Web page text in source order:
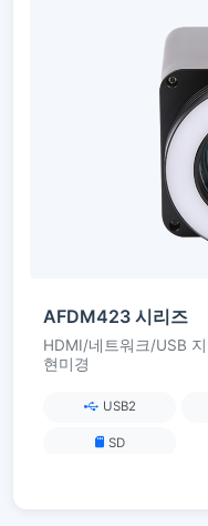
AFDM423 시리즈
HDMI/네트워크/USB
현미경
USB2
SD